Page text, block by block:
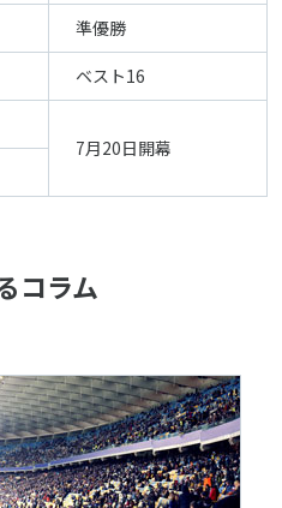
準優勝
ベスト16
7月20日開幕
コラム